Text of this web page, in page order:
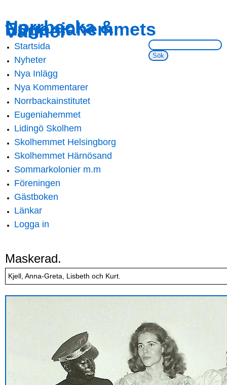
main
content
navigation
Norrbacka &
Eugeniahemmets
Vänner
Sök på webbsidan:
Main menu
Startsida
Nyheter
Nya Inlägg
Nya Kommentarer
Norrbackainstitutet
Eugeniahemmet
Lidingö Skolhem
Skolhemmet Helsingborg
Skolhemmet Härnösand
Sommarkolonier m.m
Föreningen
Gästboken
Länkar
Logga in
Maskerad.
Kjell, Anna-Greta, Lisbeth och Kurt.